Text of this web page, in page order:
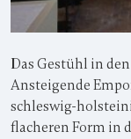
Das Gestühl in
Ansteigende
schleswig-
flacheren Form in